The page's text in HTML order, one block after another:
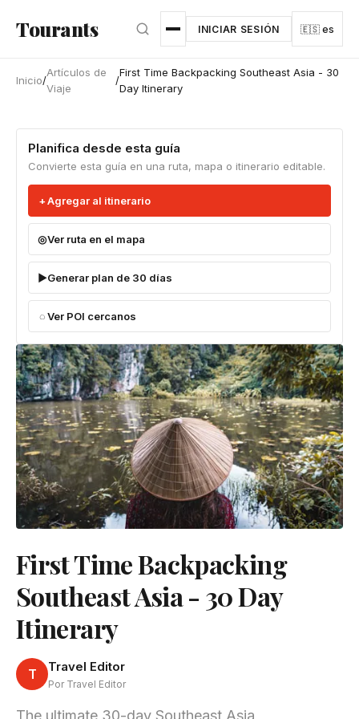
Tourants INICIAR SESIÓN 🇪🇸 es
Inicio/
Artículos de
Viaje
/
First Time Backpacking Southeast Asia - 30
Day Itinerary
Planifica desde esta guía
Convierte esta guía en una ruta, mapa o itinerario editable.
Agregar al itinerario
Ver ruta en el mapa
Generar plan de 30 días
Ver POI cercanos
First Time Backpacking
Southeast Asia - 30 Day
Itinerary
T Travel Editor
Por Travel Editor
The ultimate 30-day Southeast Asia